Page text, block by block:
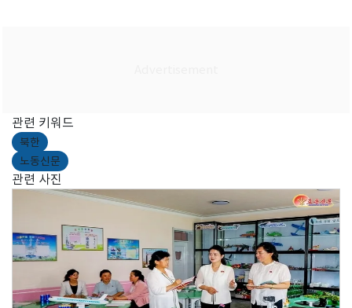
관련 키워드
북한
노동신문
관련 사진